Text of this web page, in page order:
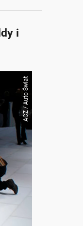
i
ACZ / Auto Świat